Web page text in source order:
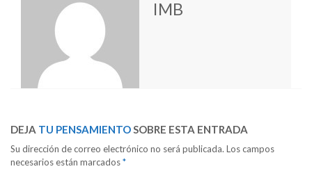
IMB
DEJA TU PENSAMIENTOSOBRE ESTA ENTRADA
Su dirección de correo electrónico no será publicada. Los campos
necesarios están marcados*